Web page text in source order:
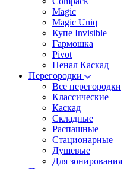
Magic
Magic Uniq
Купе Invisible
Гармошка
Pivot
Пенал Каскад
Перегородки
Все перегородки
Классические
Каскад
Складные
Распашные
Стационарные
Душевые
Для зонирования